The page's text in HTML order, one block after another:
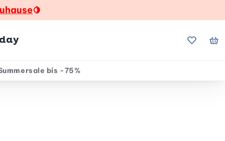
🍋
Meine
bis -75%